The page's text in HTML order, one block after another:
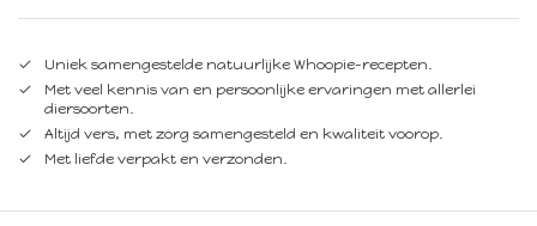
Uniek samengestelde natuurlijke Whoopie-recepten.
Met veel kennis van en persoonlijke ervaringen met allerlei
diersoorten.
Altijd vers, met zorg samengesteld en kwaliteit voorop.
Met liefde verpakt en verzonden.